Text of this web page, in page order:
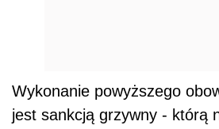
Wykonanie powyższego
jest sankcją grzywny - którą